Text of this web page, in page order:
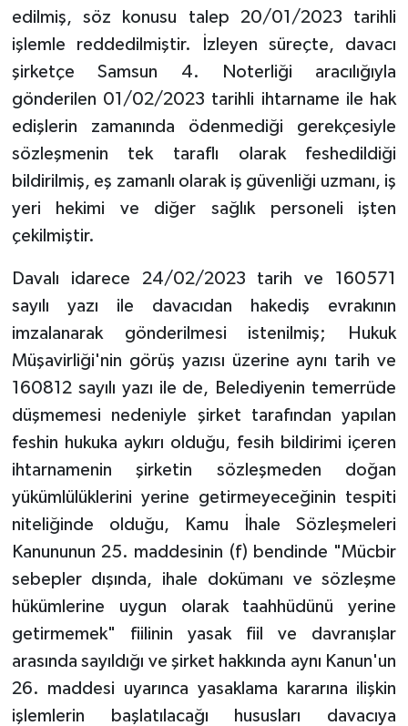
edilmiş, söz konusu talep 20/01/2023 tarihli
işlemle reddedilmiştir. İzleyen süreçte, davacı
şirketçe Samsun 4. Noterliği aracılığıyla
gönderilen 01/02/2023 tarihli ihtarname ile hak
edişlerin zamanında ödenmediği gerekçesiyle
sözleşmenin tek taraflı olarak feshedildiği
bildirilmiş, eş zamanlı olarak iş güvenliği uzmanı, iş
yeri hekimi ve diğer sağlık personeli işten
çekilmiştir.
Davalı idarece 24/02/2023 tarih ve 160571
sayılı yazı ile davacıdan hakediş evrakının
imzalanarak gönderilmesi istenilmiş; Hukuk
Müşavirliği'nin görüş yazısı üzerine aynı tarih ve
160812 sayılı yazı ile de, Belediyenin temerrüde
düşmemesi nedeniyle şirket tarafından yapılan
feshin hukuka aykırı olduğu, fesih bildirimi içeren
ihtarnamenin şirketin sözleşmeden doğan
yükümlülüklerini yerine getirmeyeceğinin tespiti
niteliğinde olduğu, Kamu İhale Sözleşmeleri
Kanununun 25. maddesinin (f) bendinde "Mücbir
sebepler dışında, ihale dokümanı ve sözleşme
hükümlerine uygun olarak taahhüdünü yerine
getirmemek" fiilinin yasak fiil ve davranışlar
arasında sayıldığı ve şirket hakkında aynı Kanun'un
26. maddesi uyarınca yasaklama kararına ilişkin
işlemlerin başlatılacağı hususları davacıya